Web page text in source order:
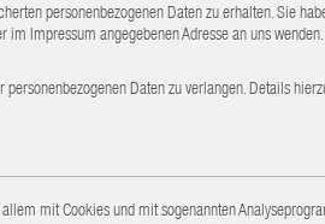
personenbezogenen Daten zu erhalten. Sie
Impressum angegebenen Adresse an uns
Daten zu verlangen. Details
mit Cookies und mit sogenannten